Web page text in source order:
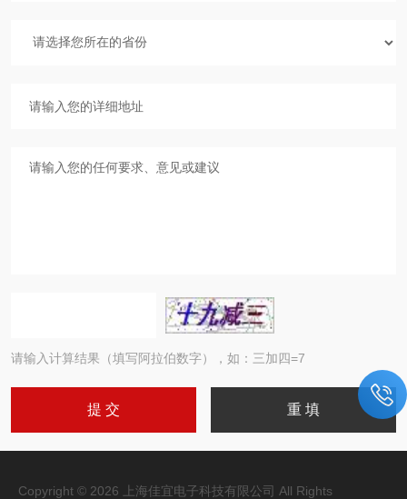
请输入计算结果（填写阿拉伯数字），如：三加四=7
Copyright © 2026 上海佳宜电子科技有限公司 All Rights